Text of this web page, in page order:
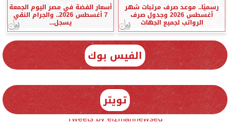
رسميًا.. موعد صرف مرتبات شهر
أغسطس 2026 وجدول صرف
الرواتب لجميع الجهات
أسعار الفضة في مصر اليوم الجمعة
7 أغسطس 2026.. والجرام النقي
يسجل...
الفيس بوك
تويتر
Tweets by elzmannewseg